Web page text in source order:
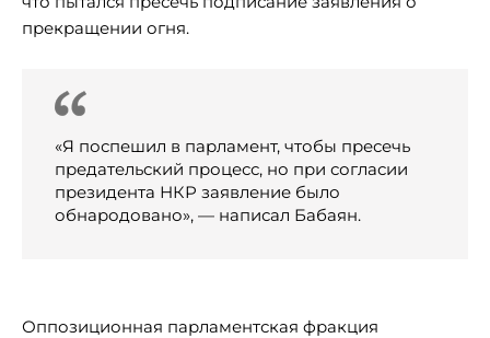
прекращении огня.
«Я поспешил в парламент, чтобы пресечь
предательский процесс, но при согласии
президента НКР заявление было
обнародовано», — написал Бабаян.
Оппозиционная парламентская фракция